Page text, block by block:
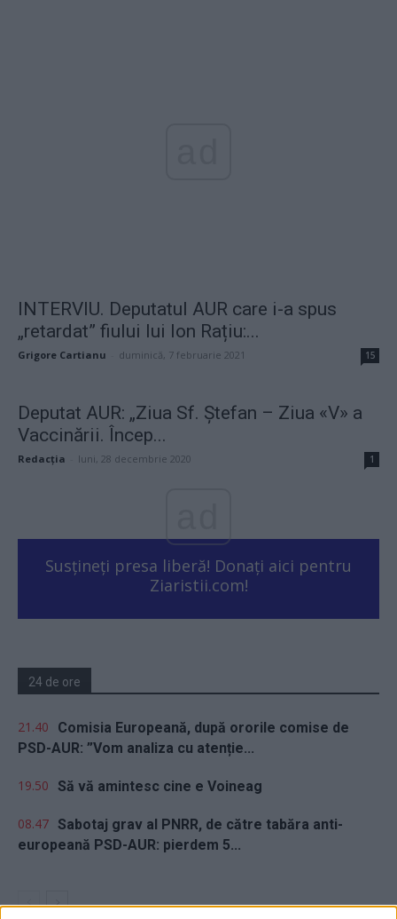
INTERVIU. Deputatul AUR care i-a spus
„retardat” fiului lui Ion Rațiu:...
Grigore Cartianu duminică, 7 februarie 2021 15
Deputat AUR: „Ziua Sf. Ștefan – Ziua «V» a
Vaccinării. Încep...
Redacţia luni, 28 decembrie 2020 1
Susțineți presa liberă! Donați aici pentru
Ziaristii.com!
24 de ore
21.40
Comisia Europeană, după ororile comise de
PSD-AUR: ”Vom analiza cu atenție...
19.50 Să vă amintesc cine e Voineag
08.47 Sabotaj grav al PNRR, de către tabăra anti-
europeană PSD-AUR: pierdem 5...